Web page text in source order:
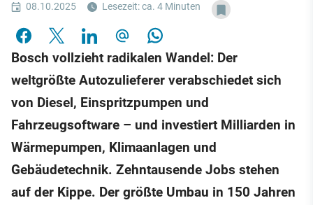
08.10.2025 Lesezeit: ca. 4 Minuten
Bosch vollzieht radikalen Wandel: Der
weltgrößte Autozulieferer verabschiedet sich
von Diesel, Einspritzpumpen und
Fahrzeugsoftware – und investiert Milliarden in
Wärmepumpen, Klimaanlagen und
Gebäudetechnik. Zehntausende Jobs stehen
auf der Kippe. Der größte Umbau in 150 Jahren